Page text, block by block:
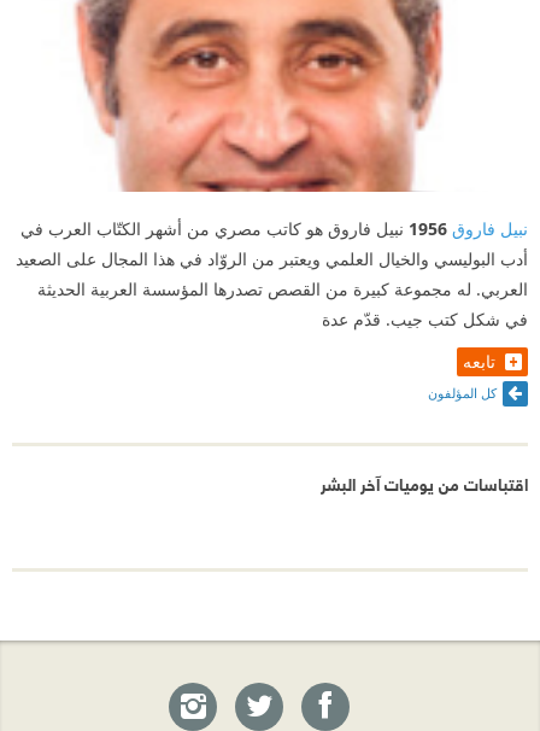
نبيل فاروق 1956 نبيل فاروق هو كاتب مصري من أشهر الكتّاب العرب في
أدب البوليسي والخيال العلمي ويعتبر من الروّاد في هذا المجال على الصعيد
العربي. له مجموعة كبيرة من القصص تصدرها المؤسسة العربية الحديثة
في شكل كتب جيب. قدّم عدة
تابعه
كل المؤلفون
اقتباسات من يوميات آخر البشر